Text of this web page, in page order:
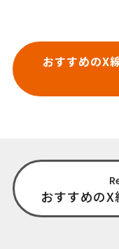
おすすめのX
おすすめの